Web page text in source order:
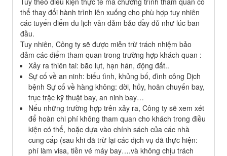
thể thay đổi hành trình lên xuống cho phù hợp tuy nhiên
các tuyến điểm du lịch vẫn đảm bảo đầy đủ như lúc ban
đầu.
Tuy nhiên, Công ty sẽ được miễn trừ trách nhiệm bảo
đảm các điểm tham quan trong trường hợp khách quan :
Xảy ra thiên tai: bão lụt, hạn hán, động đất..
Sự cố về an ninh: biểu tình, khủng bố, đình công Dịch
bệnh Sự cố về hàng không: dời, hủy, hoãn chuyến bay,
trục trặc kỹ thuật bay, an ninh bay…
Nếu những trường hợp trên xảy ra, Công ty sẽ xem xét
để hoàn chi phí không tham quan cho khách trong điều
kiện có thể, hoặc dựa vào chính sách của các nhà
cung cấp (sau khi đã trừ lại các dịch vụ đã thực hiện:
phí làm visa, tiền vé máy bay….và không chịu trách